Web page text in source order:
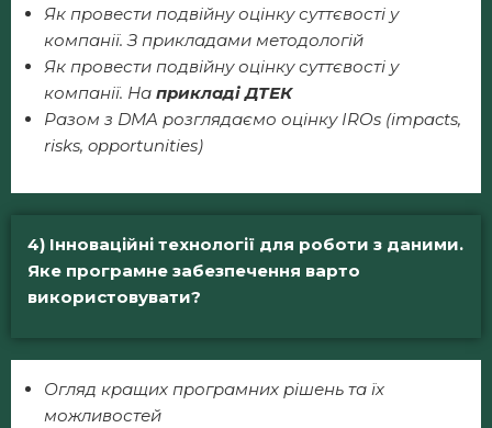
Як провести подвійну оцінку суттєвості у
компанії. З прикладами методологій
Як провести подвійну оцінку суттєвості у
компанії. На прикладі ДТЕК
Разом з DMA розглядаємо оцінкуIROs (impacts,
risks, opportunities)
4) Інноваційні технології для роботи з даними.
Яке програмне забезпечення варто
використовувати?
Огляд кращих програмних рішень та їх
можливостей